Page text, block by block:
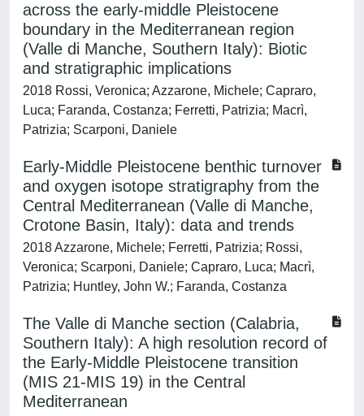
across the early-middle Pleistocene
boundary in the Mediterranean region
(Valle di Manche, Southern Italy): Biotic
and stratigraphic implications
2018 Rossi, Veronica; Azzarone, Michele; Capraro,
Luca; Faranda, Costanza; Ferretti, Patrizia; Macrì,
Patrizia; Scarponi, Daniele
Early-Middle Pleistocene benthic turnover
and oxygen isotope stratigraphy from the
Central Mediterranean (Valle di Manche,
Crotone Basin, Italy): data and trends
2018 Azzarone, Michele; Ferretti, Patrizia; Rossi,
Veronica; Scarponi, Daniele; Capraro, Luca; Macrì,
Patrizia; Huntley, John W.; Faranda, Costanza
The Valle di Manche section (Calabria,
Southern Italy): A high resolution record of
the Early-Middle Pleistocene transition
(MIS 21-MIS 19) in the Central
Mediterranean